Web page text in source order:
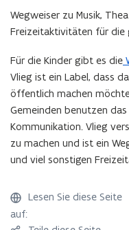
e
n
t
e
)
u
m
F
e
n
s
t
e
Wegweiser zu Musik,
Freizeitaktivitäten für die
Für die Kinder gibt es die(
ö
f
f
n
e
t
Vlieg ist ein Label, dass
öffentlich machen
Gemeinden benutzen
Kommunikation. Vlieg
zu machen und ist ein
und viel sonstigen
Lesen Sie diese Seite
auf: